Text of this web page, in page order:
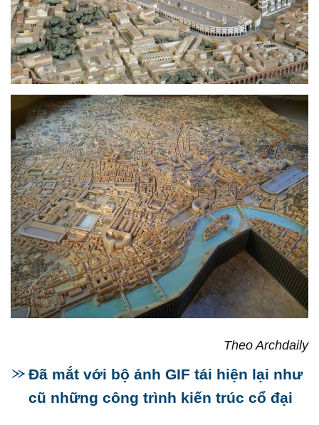
Theo Archdaily
Đã mắt với bộ ảnh GIF tái hiện lại như
cũ những công trình kiến trúc cổ đại